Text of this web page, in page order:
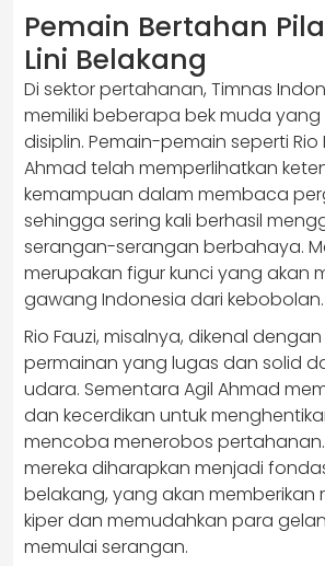
Pemain Bertahan
Lini Belakang
Di sektor pertahanan, Timnas
memiliki beberapa bek muda
disiplin. Pemain-pemain seperti Rio
Ahmad telah memperlihatkan
kemampuan dalam membaca
sehingga sering kali berhasil
serangan-serangan berbahaya.
merupakan figur kunci yang akan
gawang Indonesia dari kebobolan.
Rio Fauzi, misalnya, dikenal
permainan yang lugas dan solid
udara. Sementara Agil Ahmad
dan kecerdikan untuk
mencoba menerobos
mereka diharapkan menjadi
belakang, yang akan memberikan
kiper dan memudahkan para
memulai serangan.